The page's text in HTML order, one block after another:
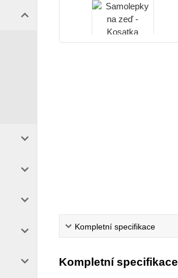
Kompletní specifikace
Kompletní specifikace